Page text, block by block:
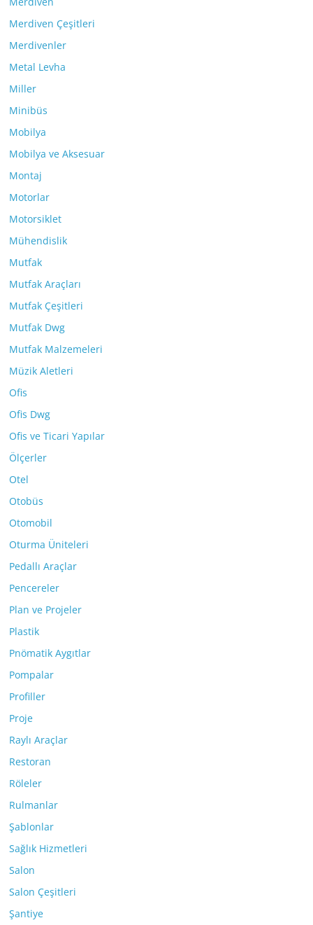
Merdiven Çeşitleri
Merdivenler
Metal Levha
Miller
Minibüs
Mobilya
Mobilya ve Aksesuar
Montaj
Motorlar
Motorsiklet
Mühendislik
Mutfak
Mutfak Araçları
Mutfak Çeşitleri
Mutfak Dwg
Mutfak Malzemeleri
Müzik Aletleri
Ofis
Ofis Dwg
Ofis ve Ticari Yapılar
Ölçerler
Otel
Otobüs
Otomobil
Oturma Üniteleri
Pedallı Araçlar
Pencereler
Plan ve Projeler
Plastik
Pnömatik Aygıtlar
Pompalar
Profiller
Proje
Raylı Araçlar
Restoran
Röleler
Rulmanlar
Şablonlar
Sağlık Hizmetleri
Salon
Salon Çeşitleri
Şantiye